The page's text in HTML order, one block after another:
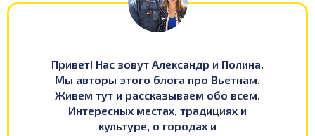
Привет! Нас зовут Александр и Полина.
Мы авторы этого блога про Вьетнам.
Живем тут и рассказываем обо всем.
Интересных местах, традициях и
культуре, о городах и